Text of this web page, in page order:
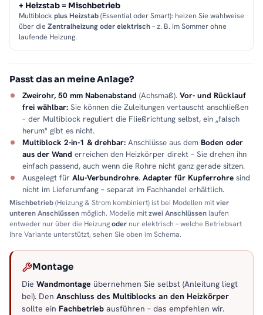
+ Heizstab = Mischbetrieb
Multiblock plus Heizstab(Essential oder Smart): heizen Sie wahlweise
über die Zentralheizung oder elektrisch– z. B. im Sommer ohne
laufende Heizung.
Passt das an meine Anlage?
Zweirohr, 50 mm Nabenabstand (Achsmaß). Vor- und Rücklauf
frei wählbar: Sie können die Zuleitungen vertauscht anschließen
– der Multiblock reguliert die Fließrichtung selbst, ein „falsch
herum" gibt es nicht.
Multiblock 2-in-1 & drehbar: Anschlüsse aus dem Boden oder
aus der Wand erreichen den Heizkörper direkt – Sie drehen ihn
einfach passend, auch wenn die Rohre nicht ganz gerade sitzen.
Ausgelegt für Alu-Verbundrohre. Adapter für Kupferrohre sind
nicht im Lieferumfang – separat im Fachhandel erhältlich.
Mischbetrieb(Heizung & Strom kombiniert) ist bei Modellen mitvier
unteren Anschlüssen möglich. Modelle mitzwei Anschlüssen laufen
entweder nur über die Heizungoder nur elektrisch – welche Betriebsart
Ihre Variante unterstützt, sehen Sie oben im Schema.
Montage
Die Wandmontage übernehmen Sie selbst (Anleitung liegt
bei). Den Anschluss des Multiblocks an den Heizkörper
sollte ein Fachbetrieb ausführen – das empfehlen wir.